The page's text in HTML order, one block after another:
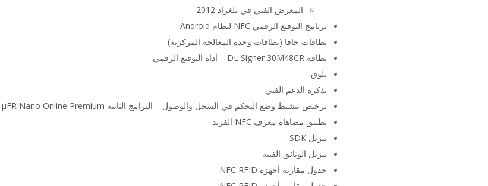
المعرض الفني في بلغراد 2012
برنامج التوقيع الرقمي NFC لنظام Android
بطاقات جافا (بطاقات وحدة المعالجة المركزية)
بطاقة DL Signer 30M48CR – أداة التوقيع الرقمي
بلوق
تذكرة الدعم الفني
ترخيص تنشيط وضع التحكم في السجل والوصول – البرامج الثابتة μFR Nano Online Premium
تطبيق مضاهاة معرف NFC الفريد
تنزيل SDK
تنزيل الوثائق الفنية
جدول مقارنة أجهزة NFC RFID